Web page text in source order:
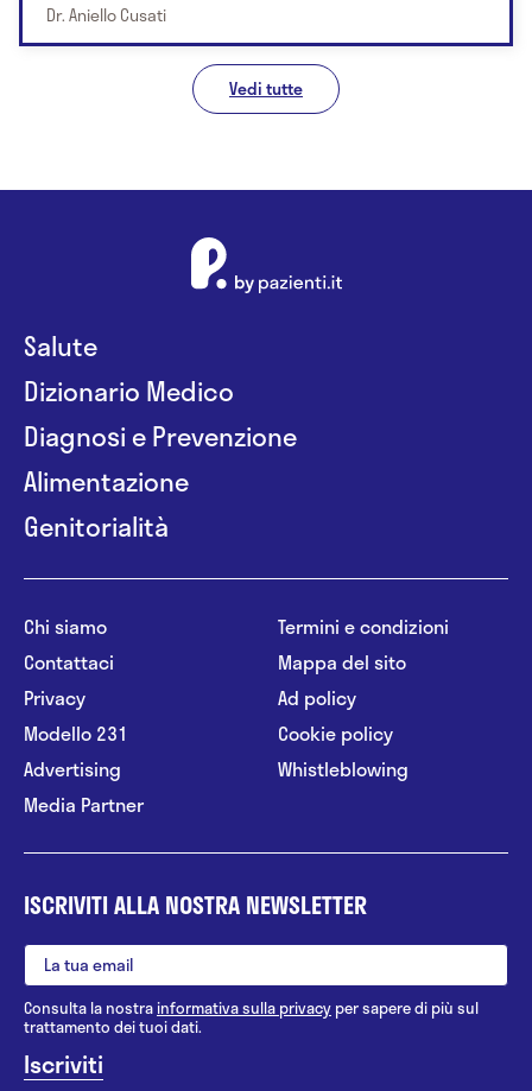
Dr. Aniello Cusati
Vedi tutte
Salute
Dizionario Medico
Diagnosi e Prevenzione
Alimentazione
Genitorialità
Chi siamo
Contattaci
Privacy
Modello 231
Advertising
Media Partner
Termini e condizioni
Mappa del sito
Ad policy
Cookie policy
Whistleblowing
ISCRIVITI ALLA NOSTRA NEWSLETTER
Consulta la nostrainformativa sulla privacy per sapere di più sul
trattamento dei tuoi dati.